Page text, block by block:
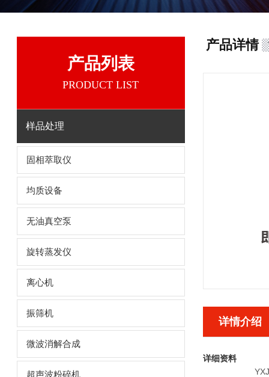
产品列表
PRODUCT LIST
样品处理
固相萃取仪
均质设备
无油真空泵
旋转蒸发仪
离心机
振筛机
微波消解合成
超声波粉碎机
产品详情
详情介绍
详细资料